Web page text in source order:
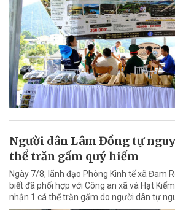
Người dân Lâm Đồng tự
thể trăn gấm quý hiếm
Ngày 7/8, lãnh đạo Phòng Kinh tế xã Đam
biết đã phối hợp với Công an xã và Hạt
nhận 1 cá thể trăn gấm do người dân tự